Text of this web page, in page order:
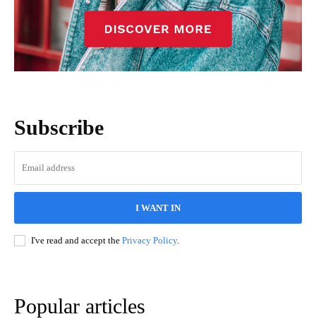
Subscribe
I WANT IN
I've read and accept the Privacy Policy.
Popular articles